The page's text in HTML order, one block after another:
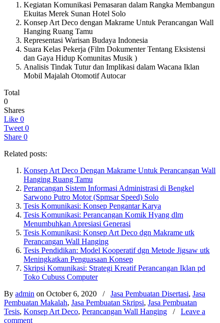
Kegiatan Komunikasi Pemasaran dalam Rangka Membangun
Ekuitas Merek Sunan Hotel Solo
Konsep Art Deco dengan Makrame Untuk Perancangan Wall
Hanging Ruang Tamu
Representasi Warisan Budaya Indonesia
Suara Kelas Pekerja (Film Dokumenter Tentang Eksistensi
dan Gaya Hidup Komunitas Musik )
Analisis Tindak Tutur dan Implikasi dalam Wacana Iklan
Mobil Majalah Otomotif Autocar
Total
0
Shares
Like 0
Tweet 0
Share 0
Related posts:
Konsep Art Deco Dengan Makrame Untuk Perancangan Wall
Hanging Ruang Tamu
Perancangan Sistem Informasi Administrasi di Bengkel
Sarwono Putro Motor (Spmsar Speed) Solo
Tesis Komunikasi: Konsep Pengantar Karya
Tesis Komunikasi: Perancangan Komik Hyang dlm
Menumbuhkan Apresiasi Generasi
Tesis Komunikasi: Konsep Art Deco dgn Makrame utk
Perancangan Wall Hanging
Tesis Pendidikan: Model Kooperatif dgn Metode Jigsaw utk
Meningkatkan Penguasaan Konsep
Skripsi Komunikasi: Strategi Kreatif Perancangan Iklan pd
Toko Cubuss Computer
By admin on October 6, 2020 / Jasa Pembuatan Disertasi, Jasa
Pembuatan Makalah, Jasa Pembuatan Skripsi, Jasa Pembuatan
Tesis, Konsep Art Deco, Perancangan Wall Hanging / Leave a
comment